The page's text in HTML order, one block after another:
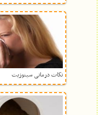
نکات درمانی سینوزیت